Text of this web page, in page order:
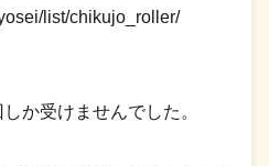
list/chikujo_roller/
か受けませんでした。